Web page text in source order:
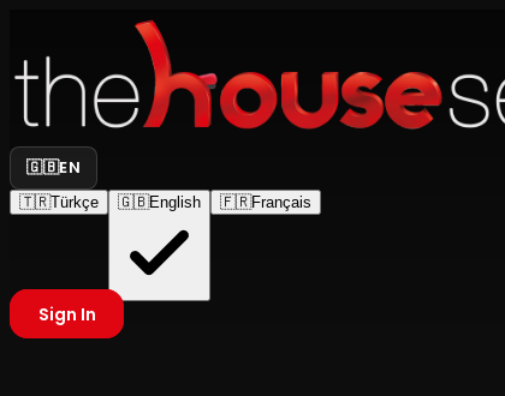
🇬🇧EN
🇹🇷Türkçe 🇬🇧English 🇫🇷Français
Sign In